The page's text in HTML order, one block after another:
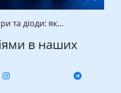
та діоди: як…
в наших